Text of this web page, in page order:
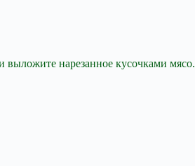
выложите нарезанное кусочками мясо.